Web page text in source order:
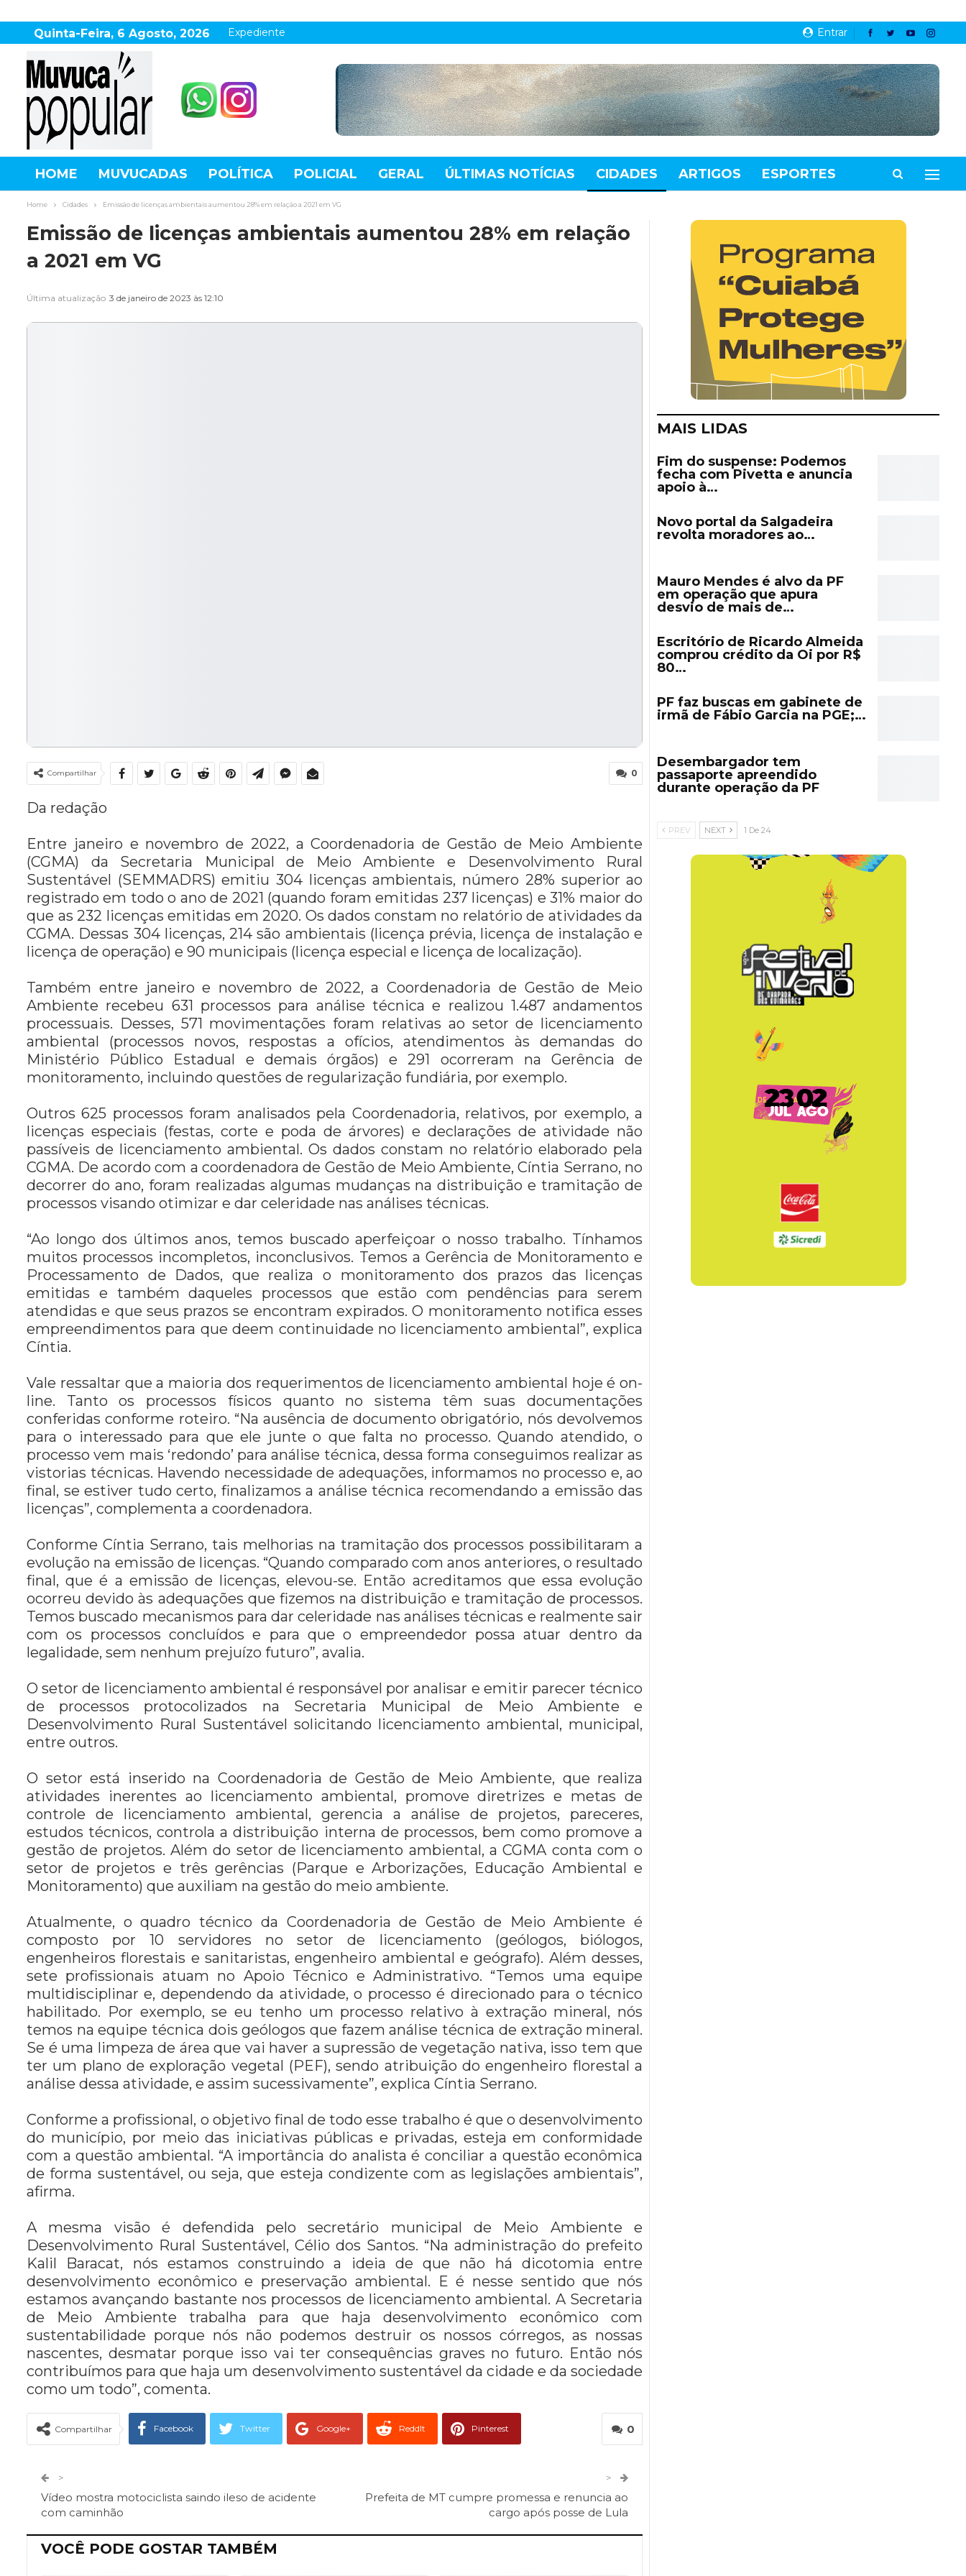
Entrar
Quinta-Feira, 6 Agosto, 2026 Expediente
HOME MUVUCADAS POLÍTICA POLICIAL GERAL ÚLTIMAS NOTÍCIAS CIDADES ARTIGOS ESPORTES
AGRONEGÓCIO DESTAQUES ESPORTE
Home Cidades Emissão de licenças ambientais aumentou 28% em relação a 2021 em VG
Emissão de licenças ambientais aumentou 28% em relação
a 2021 em VG
Última atualização 3 de janeiro de 2023 às 12:10
0
Compartilhar
Da redação
Entre janeiro e novembro de 2022, a Coordenadoria de Gestão de Meio Ambiente
(CGMA) da Secretaria Municipal de Meio Ambiente e Desenvolvimento Rural
Sustentável (SEMMADRS) emitiu 304 licenças ambientais, número 28% superior ao
registrado em todo o ano de 2021 (quando foram emitidas 237 licenças) e 31% maior do
que as 232 licenças emitidas em 2020. Os dados constam no relatório de atividades da
CGMA. Dessas 304 licenças, 214 são ambientais (licença prévia, licença de instalação e
licença de operação) e 90 municipais (licença especial e licença de localização).
Também entre janeiro e novembro de 2022, a Coordenadoria de Gestão de Meio
Ambiente recebeu 631 processos para análise técnica e realizou 1.487 andamentos
processuais. Desses, 571 movimentações foram relativas ao setor de licenciamento
ambiental (processos novos, respostas a ofícios, atendimentos às demandas do
Ministério Público Estadual e demais órgãos) e 291 ocorreram na Gerência de
monitoramento, incluindo questões de regularização fundiária, por exemplo.
Outros 625 processos foram analisados pela Coordenadoria, relativos, por exemplo, a
licenças especiais (festas, corte e poda de árvores) e declarações de atividade não
passíveis de licenciamento ambiental. Os dados constam no relatório elaborado pela
CGMA. De acordo com a coordenadora de Gestão de Meio Ambiente, Cíntia Serrano, no
decorrer do ano, foram realizadas algumas mudanças na distribuição e tramitação de
processos visando otimizar e dar celeridade nas análises técnicas.
“Ao longo dos últimos anos, temos buscado aperfeiçoar o nosso trabalho. Tínhamos
muitos processos incompletos, inconclusivos. Temos a Gerência de Monitoramento e
Processamento de Dados, que realiza o monitoramento dos prazos das licenças
emitidas e também daqueles processos que estão com pendências para serem
atendidas e que seus prazos se encontram expirados. O monitoramento notifica esses
empreendimentos para que deem continuidade no licenciamento ambiental”, explica
Cíntia.
Vale ressaltar que a maioria dos requerimentos de licenciamento ambiental hoje é on-
line. Tanto os processos físicos quanto no sistema têm suas documentações
conferidas conforme roteiro. “Na ausência de documento obrigatório, nós devolvemos
para o interessado para que ele junte o que falta no processo. Quando atendido, o
processo vem mais ‘redondo’ para análise técnica, dessa forma conseguimos realizar as
vistorias técnicas. Havendo necessidade de adequações, informamos no processo e, ao
final, se estiver tudo certo, finalizamos a análise técnica recomendando a emissão das
licenças”, complementa a coordenadora.
Conforme Cíntia Serrano, tais melhorias na tramitação dos processos possibilitaram a
evolução na emissão de licenças. “Quando comparado com anos anteriores, o resultado
final, que é a emissão de licenças, elevou-se. Então acreditamos que essa evolução
ocorreu devido às adequações que fizemos na distribuição e tramitação de processos.
Temos buscado mecanismos para dar celeridade nas análises técnicas e realmente sair
com os processos concluídos e para que o empreendedor possa atuar dentro da
legalidade, sem nenhum prejuízo futuro”, avalia.
O setor de licenciamento ambiental é responsável por analisar e emitir parecer técnico
de processos protocolizados na Secretaria Municipal de Meio Ambiente e
Desenvolvimento Rural Sustentável solicitando licenciamento ambiental, municipal,
entre outros.
O setor está inserido na Coordenadoria de Gestão de Meio Ambiente, que realiza
atividades inerentes ao licenciamento ambiental, promove diretrizes e metas de
controle de licenciamento ambiental, gerencia a análise de projetos, pareceres,
estudos técnicos, controla a distribuição interna de processos, bem como promove a
gestão de projetos. Além do setor de licenciamento ambiental, a CGMA conta com o
setor de projetos e três gerências (Parque e Arborizações, Educação Ambiental e
Monitoramento) que auxiliam na gestão do meio ambiente.
Atualmente, o quadro técnico da Coordenadoria de Gestão de Meio Ambiente é
composto por 10 servidores no setor de licenciamento (geólogos, biólogos,
engenheiros florestais e sanitaristas, engenheiro ambiental e geógrafo). Além desses,
sete profissionais atuam no Apoio Técnico e Administrativo. “Temos uma equipe
multidisciplinar e, dependendo da atividade, o processo é direcionado para o técnico
habilitado. Por exemplo, se eu tenho um processo relativo à extração mineral, nós
temos na equipe técnica dois geólogos que fazem análise técnica de extração mineral.
Se é uma limpeza de área que vai haver a supressão de vegetação nativa, isso tem que
ter um plano de exploração vegetal (PEF), sendo atribuição do engenheiro florestal a
análise dessa atividade, e assim sucessivamente”, explica Cíntia Serrano.
Conforme a profissional, o objetivo final de todo esse trabalho é que o desenvolvimento
do município, por meio das iniciativas públicas e privadas, esteja em conformidade
com a questão ambiental. “A importância do analista é conciliar a questão econômica
de forma sustentável, ou seja, que esteja condizente com as legislações ambientais”,
afirma.
A mesma visão é defendida pelo secretário municipal de Meio Ambiente e
Desenvolvimento Rural Sustentável, Célio dos Santos. “Na administração do prefeito
Kalil Baracat, nós estamos construindo a ideia de que não há dicotomia entre
desenvolvimento econômico e preservação ambiental. E é nesse sentido que nós
estamos avançando bastante nos processos de licenciamento ambiental. A Secretaria
de Meio Ambiente trabalha para que haja desenvolvimento econômico com
sustentabilidade porque nós não podemos destruir os nossos córregos, as nossas
nascentes, desmatar porque isso vai ter consequências graves no futuro. Então nós
contribuímos para que haja um desenvolvimento sustentável da cidade e da sociedade
como um todo”, comenta.
0
Compartilhar Facebook Twitter Google+ ReddIt Pinterest
>
Vídeo mostra motociclista saindo ileso de acidente
com caminhão
>
Prefeita de MT cumpre promessa e renuncia ao
cargo após posse de Lula
VOCÊ PODE GOSTAR TAMBÉM
MAIS LIDAS
Fim do suspense: Podemos
fecha com Pivetta e anuncia
apoio à…
Novo portal da Salgadeira
revolta moradores ao…
Mauro Mendes é alvo da PF
em operação que apura
desvio de mais de…
Escritório de Ricardo Almeida
comprou crédito da Oi por R$
80…
PF faz buscas em gabinete de
irmã de Fábio Garcia na PGE;…
Desembargador tem
passaporte apreendido
durante operação da PF
PREV NEXT 1 De 24